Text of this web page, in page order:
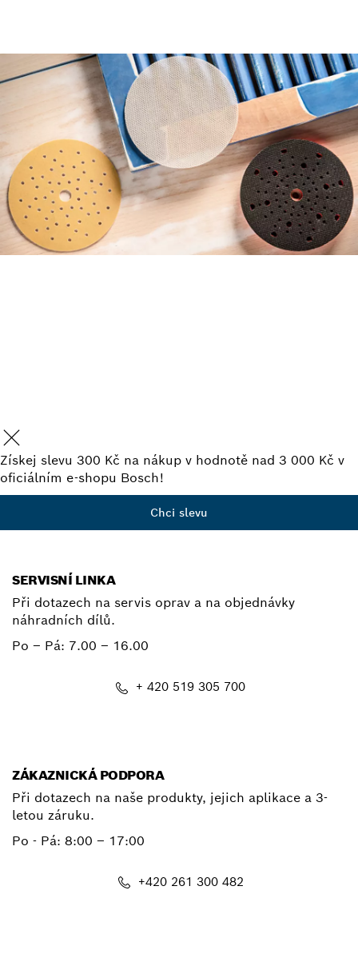
Získej slevu 300 Kč na nákup v hodnotě nad 3 000 Kč v
oficiálním e-shopu Bosch!
Chci slevu
SERVISNÍ LINKA
Při dotazech na servis oprav a na objednávky
náhradních dílů.
Po – Pá: 7.00 – 16.00
+ 420 519 305 700
ZÁKAZNICKÁ PODPORA
Při dotazech na naše produkty, jejich aplikace a 3-
letou záruku.
Po - Pá: 8:00 – 17:00
+420 261 300 482